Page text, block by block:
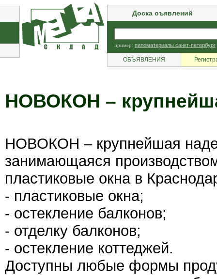
Доска оъявлений
пример: пиломатериалы санкт-петербург
ОБЪЯВЛЕНИЯ
НОВОКОН –
НОВОКОН – крупнейшая
занимающаяся
пластиковые окна в
- пластиковые окна;
- остекление балконов;
- отделку балконов;
- остекление коттеджей.
Доступны любые формы